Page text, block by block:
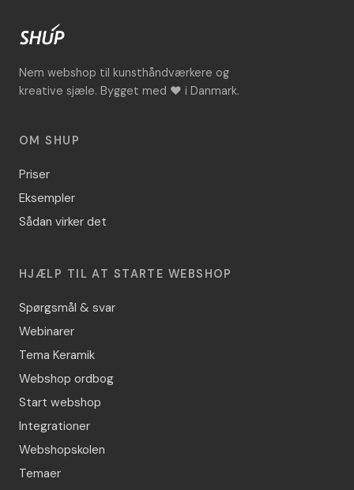
Nem webshop til kunsthåndværkere og
kreative sjæle. Bygget med ♥ i Danmark.
OM SHUP
Priser
Eksempler
Sådan virker det
HJÆLP TIL AT STARTE WEBSHOP
Spørgsmål & svar
Webinarer
Tema Keramik
Webshop ordbog
Start webshop
Integrationer
Webshopskolen
Temaer